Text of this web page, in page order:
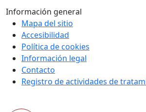
Información general
Mapa del sitio
Accesibilidad
Política de cookies
Información legal
Contacto
Registro de actividades de